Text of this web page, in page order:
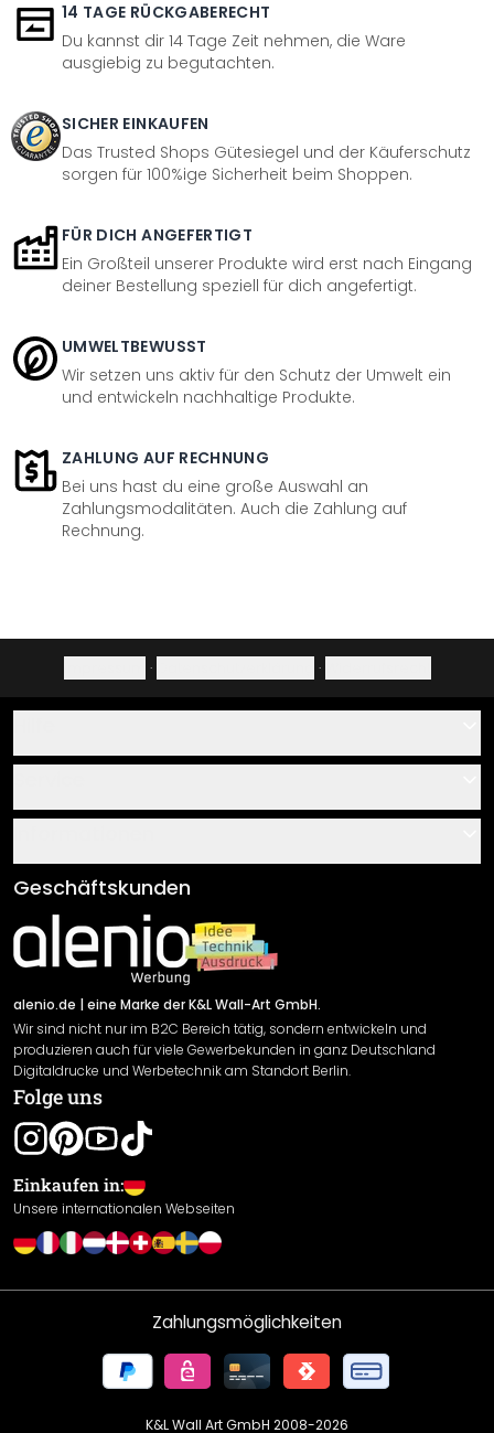
14 TAGE RÜCKGABERECHT
Du kannst dir 14 Tage Zeit nehmen, die Ware
ausgiebig zu begutachten.
SICHER EINKAUFEN
Das Trusted Shops Gütesiegel und der Käuferschutz
sorgen für 100%ige Sicherheit beim Shoppen.
FÜR DICH ANGEFERTIGT
Ein Großteil unserer Produkte wird erst nach Eingang
deiner Bestellung speziell für dich angefertigt.
UMWELTBEWUSST
Wir setzen uns aktiv für den Schutz der Umwelt ein
und entwickeln nachhaltige Produkte.
ZAHLUNG AUF RECHNUNG
Bei uns hast du eine große Auswahl an
Zahlungsmodalitäten. Auch die Zahlung auf
Rechnung.
· ·
Über uns
Klebe- und Montageanleitungen
Newsletter An-/Abmeldung
Sendungsverfolgung
AGB
Impressum
Versand & Zahlung
Rücksendung
Widerrufsrecht
Datenschutzerklärung
Gewährleistung
Leistungserklärung / CE-Zeichen
Cookie Einstellungen
Geschäftskunden
alenio.de | eine Marke der K&L Wall-Art GmbH.
Wir sind nicht nur im B2C Bereich tätig, sondern entwickeln und
produzieren auch für viele Gewerbekunden in ganz Deutschland
Digitaldrucke und Werbetechnik am Standort Berlin.
Folge uns
Einkaufen in:
Unsere internationalen Webseiten
Zahlungsmöglichkeiten
K&L Wall Art GmbH 2008-2026